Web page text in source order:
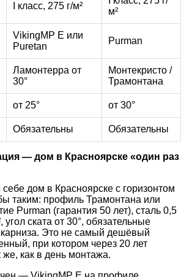
I класс, 275 г/м²
м²
VikingMP E или
Puretan
Purman
Ламонтерра от
30°
Монтекристо /
Трамонтана
от 25° от 30°
Обязательны Обязательны
— дом в Красноярске «один раз
дом в Красноярске с горизонтом
таким: профиль Трамонтана или
Purman (гарантия 50 лет), сталь 0,5
ската от 30°, обязательные
карниза. Это не самый дешёвый
при котором через 20 лет
же, как в день монтажа.